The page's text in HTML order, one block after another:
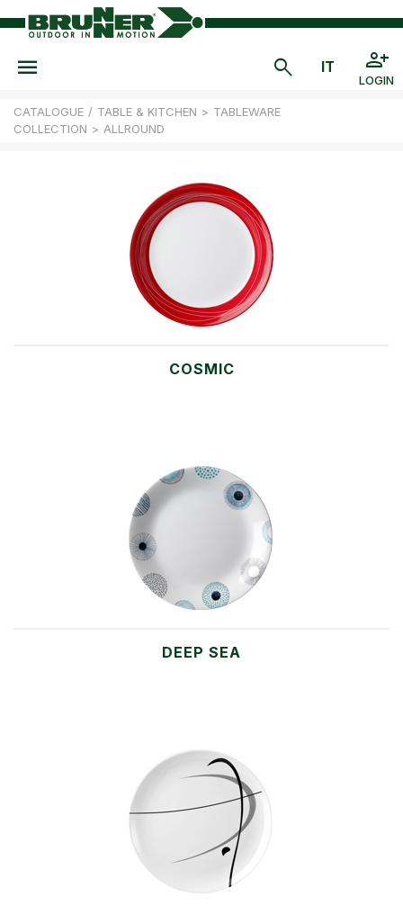
LOGIN
CATALOGUE / TABLE & KITCHEN > TABLEWARE
COLLECTION > ALLROUND
COSMIC
DEEP SEA